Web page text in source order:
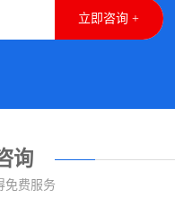
立即咨询 +
询
免费服务